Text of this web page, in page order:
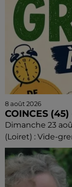
8 août 2026
COINCES
Dimanche 23
(Loiret) : Vide-